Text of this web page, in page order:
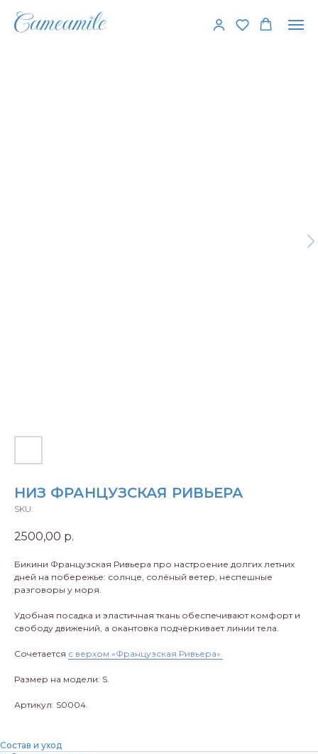
НИЗ ФРАНЦУЗСКАЯ РИВЬЕРА
SKU:
2500,00 р.
Бикини Французская Ривьера про настроение долгих летних
дней на побережье: солнце, солёный ветер, неспешные
разговоры у моря.
Удобная посадка и эластичная ткань обеспечивают комфорт и
свободу движений, а окантовка подчёркивает линии тела.
Сочетается с верхом «Французская Ривьера».
Размер на модели: S.
Артикул: S0004.
Состав и уход